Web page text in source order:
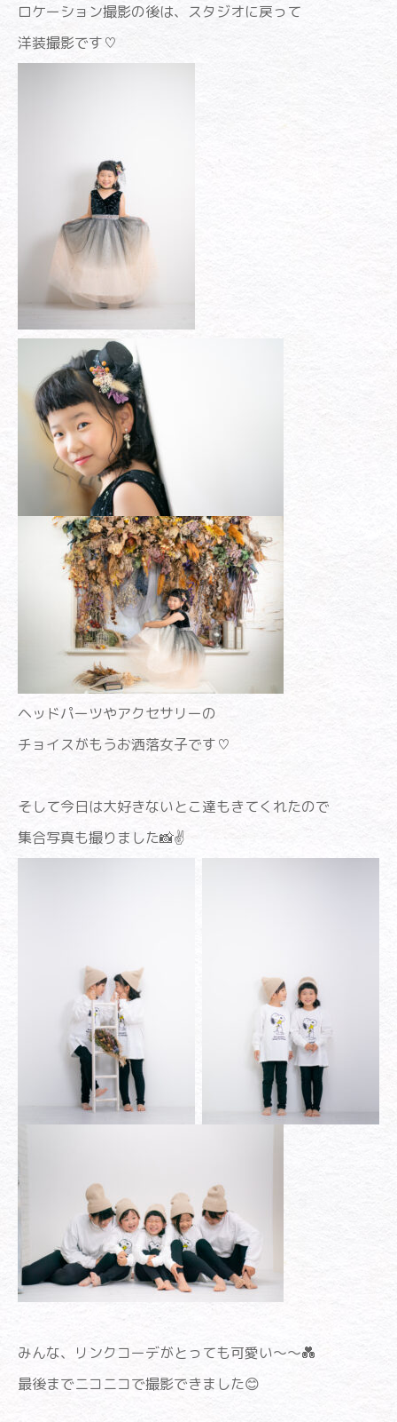
ロケーション撮影の後は、スタジオに戻って
洋装撮影です♡
ヘッドパーツやアクセサリーの
チョイスがもうお洒落女子です♡
そして今日は大好きないとこ達もきてくれたので
集合写真も撮りました📸✌
みんな、リンクコーデがとっても可愛い～～💑
最後までニコニコで撮影できました😊